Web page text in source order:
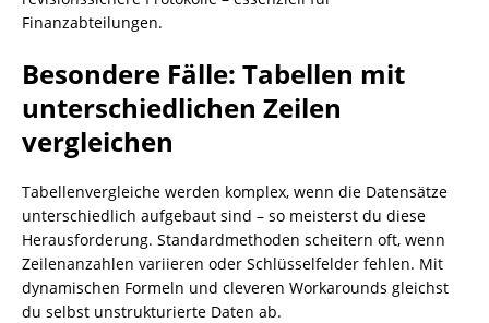
Finanzabteilungen.
Besondere Fälle: Tabellen mit
unterschiedlichen Zeilen
vergleichen
Tabellenvergleiche werden komplex, wenn die Datensätze
unterschiedlich aufgebaut sind – so meisterst du diese
Herausforderung. Standardmethoden scheitern oft, wenn
Zeilenanzahlen variieren oder Schlüsselfelder fehlen. Mit
dynamischen Formeln und cleveren Workarounds gleichst
du selbst unstrukturierte Daten ab.